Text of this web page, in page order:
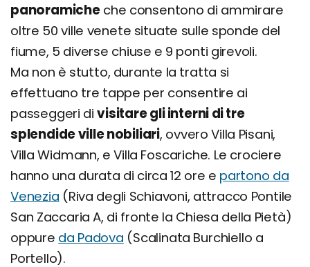
panoramicheche consentono di ammirare
oltre 50 ville venete situate sulle sponde del
fiume, 5 diverse chiuse e 9 ponti girevoli.
Ma non è stutto, durante la tratta si
effettuano tre tappe per consentire ai
passeggeri divisitare gli interni di tre
splendide ville nobiliari, ovvero Villa Pisani,
Villa Widmann, e Villa Foscariche. Le crociere
hanno una durata di circa 12 ore e partono da
Venezia (Riva degli Schiavoni, attracco Pontile
San Zaccaria A, di fronte la Chiesa della Pietà)
oppure da Padova (Scalinata Burchiello a
Portello).